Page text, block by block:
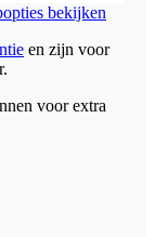
bekijken
en zijn voor
voor extra